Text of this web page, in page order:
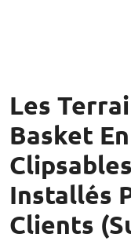
Les
Basket
Installés
Clients